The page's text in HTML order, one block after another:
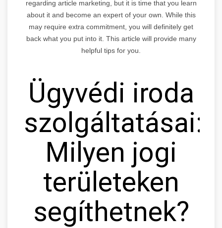
regarding article marketing, but it is time that you learn
about it and become an expert of your own. While this
may require extra commitment, you will definitely get
back what you put into it. This article will provide many
helpful tips for you.
Ügyvédi iroda
szolgáltatásai:
Milyen jogi
területeken
segíthetnek?